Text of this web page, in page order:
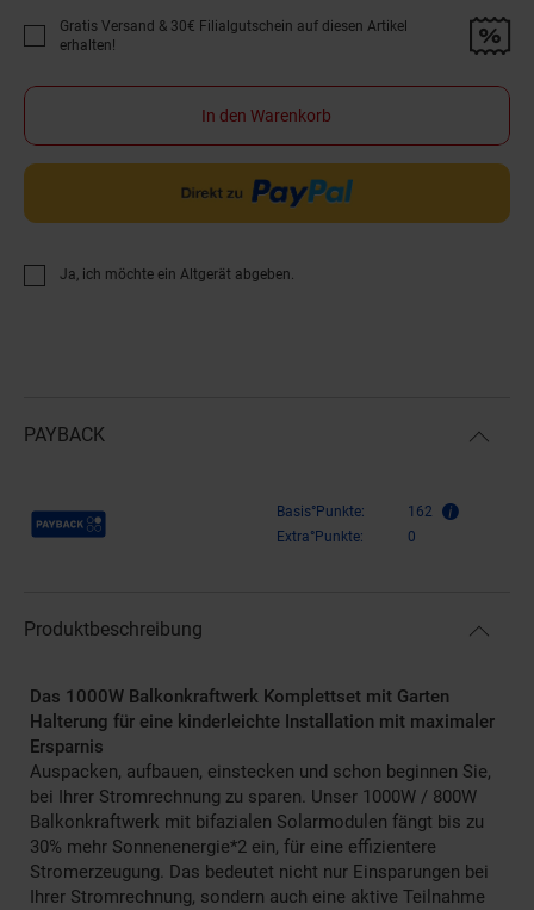
Promotion "Gratis Versand &amp; 30€ Filialgutschein auf diesen Artikel
Gratis Versand & 30€ Filialgutschein auf diesen Artikel
erhalten!
In den Warenkorb
Ja, ich möchte ein Altgerät abgeben.
PAYBACK
Payback Punkte Basis°Punkte:
162
Extra°Punkte:
0
Produktbeschreibung
Das 1000W Balkonkraftwerk Komplettset mit Garten
Halterung für eine kinderleichte Installation mit maximaler
Ersparnis
Auspacken, aufbauen, einstecken und schon beginnen Sie,
bei Ihrer Stromrechnung zu sparen. Unser 1000W / 800W
Balkonkraftwerk mit bifazialen Solarmodulen fängt bis zu
30% mehr Sonnenenergie*2 ein, für eine effizientere
Stromerzeugung. Das bedeutet nicht nur Einsparungen bei
Ihrer Stromrechnung, sondern auch eine aktive Teilnahme